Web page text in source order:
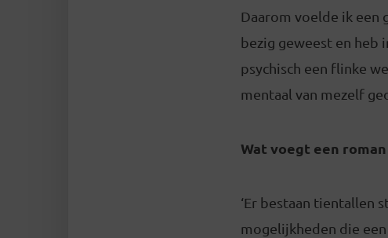
Daarom voelde ik een
bezig geweest en heb
psychisch een flinke
mentaal van mezelf
Wat voegt een
‘Er bestaan tientallen
mogelijkheden die